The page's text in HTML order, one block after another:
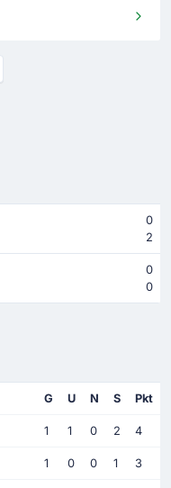
0
2
0
0
G U N S Pkt
1 1 0 2 4
1 0 0 1 3